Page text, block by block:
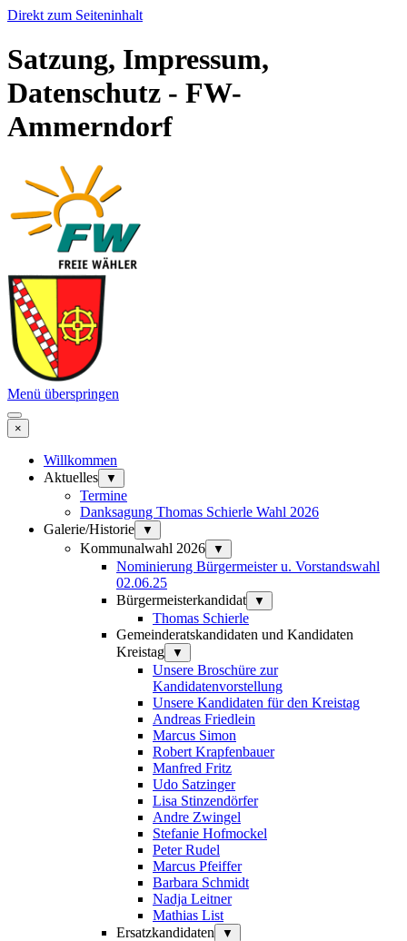
Direkt zum Seiteninhalt
Satzung, Impressum,
Datenschutz - FW-
Ammerndorf
Menü überspringen
×
Willkommen
Aktuelles
▼
Termine
Danksagung Thomas Schierle Wahl 2026
Galerie/Historie
▼
Kommunalwahl 2026 ▼
Nominierung Bürgermeister u. Vorstandswahl
02.06.25
Bürgermeisterkandidat
▼
Thomas Schierle
Gemeinderatskandidaten und Kandidaten
Kreistag
▼
Unsere Broschüre zur
Kandidatenvorstellung
Unsere Kandidaten für den Kreistag
Andreas Friedlein
Marcus Simon
Robert Krapfenbauer
Manfred Fritz
Udo Satzinger
Lisa Stinzendörfer
Andre Zwingel
Stefanie Hofmockel
Peter Rudel
Marcus Pfeiffer
Barbara Schmidt
Nadja Leitner
Mathias List
Ersatzkandidaten
▼